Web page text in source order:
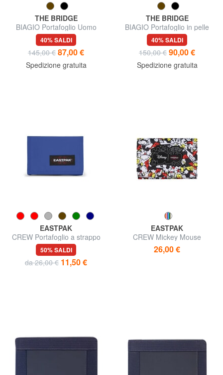
THE BRIDGE
BIAGIO Portafoglio Uomo
40% SALDI
145,00 € 87,00 €
Spedizione gratuita
THE BRIDGE
BIAGIO Portafoglio in pelle
40% SALDI
150,00 € 90,00 €
Spedizione gratuita
EASTPAK
CREW Portafoglio a strappo
50% SALDI
da 26,00 € 11,50 €
EASTPAK
CREW Mickey Mouse
Portafoglio Special Edition
26,00 €